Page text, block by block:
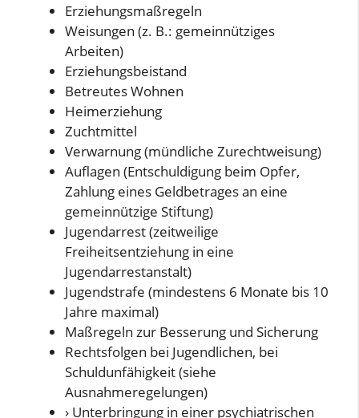
Erziehungsmaßregeln
Weisungen (z. B.: gemeinnütziges
Arbeiten)
Erziehungsbeistand
Betreutes Wohnen
Heimerziehung
Zuchtmittel
Verwarnung (mündliche Zurechtweisung)
Auflagen (Entschuldigung beim Opfer,
Zahlung eines Geldbetrages an eine
gemeinnützige Stiftung)
Jugendarrest (zeitweilige
Freiheitsentziehung in eine
Jugendarrestanstalt)
Jugendstrafe (mindestens 6 Monate bis 10
Jahre maximal)
Maßregeln zur Besserung und Sicherung
Rechtsfolgen bei Jugendlichen, bei
Schuldunfähigkeit (siehe
Ausnahmeregelungen)
› Unterbringung in einer psychiatrischen